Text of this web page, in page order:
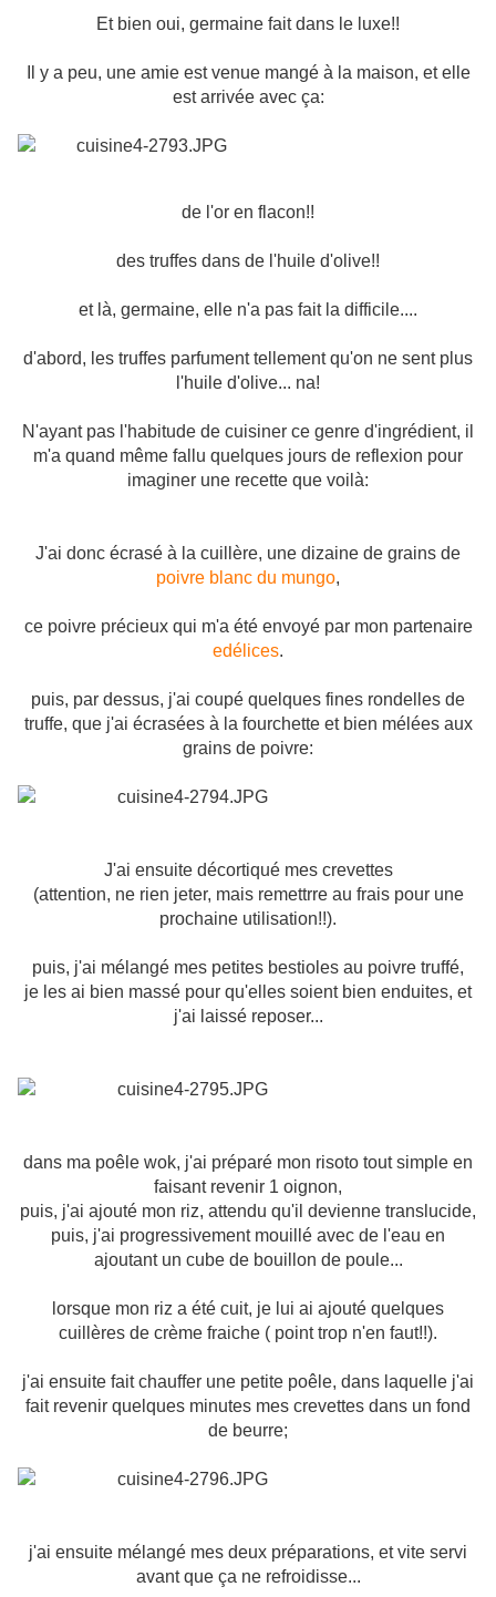
Et bien oui, germaine fait dans le luxe!!
Il y a peu, une amie est venue mangé à la maison, et elle
est arrivée avec ça:
de l'or en flacon!!
des truffes dans de l'huile d'olive!!
et là, germaine, elle n'a pas fait la difficile....
d'abord, les truffes parfument tellement qu'on ne sent plus
l'huile d'olive... na!
N'ayant pas l'habitude de cuisiner ce genre d'ingrédient, il
m'a quand même fallu quelques jours de reflexion pour
imaginer une recette que voilà:
J'ai donc écrasé à la cuillère, une dizaine de grains de
poivre blanc du mungo,
ce poivre précieux qui m'a été envoyé par mon partenaire
edélices.
puis, par dessus, j'ai coupé quelques fines rondelles de
truffe, que j'ai écrasées à la fourchette et bien mélées aux
grains de poivre:
J'ai ensuite décortiqué mes crevettes
(attention, ne rien jeter, mais remettrre au frais pour une
prochaine utilisation!!).
puis, j'ai mélangé mes petites bestioles au poivre truffé,
je les ai bien massé pour qu'elles soient bien enduites, et
j'ai laissé reposer...
dans ma poêle wok, j'ai préparé mon risoto tout simple en
faisant revenir 1 oignon,
puis, j'ai ajouté mon riz, attendu qu'il devienne translucide,
puis, j'ai progressivement mouillé avec de l'eau en
ajoutant un cube de bouillon de poule...
lorsque mon riz a été cuit, je lui ai ajouté quelques
cuillères de crème fraiche ( point trop n'en faut!!).
j'ai ensuite fait chauffer une petite poêle, dans laquelle j'ai
fait revenir quelques minutes mes crevettes dans un fond
de beurre;
j'ai ensuite mélangé mes deux préparations, et vite servi
avant que ça ne refroidisse...